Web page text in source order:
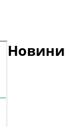
Новини